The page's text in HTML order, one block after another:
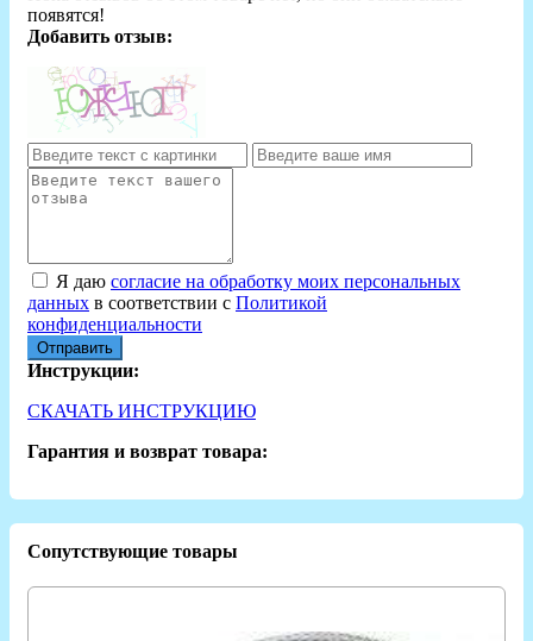
появятся!
Добавить отзыв:
Я даю согласие на обработку моих персональных
данных в соответствии с Политикой
конфиденциальности
Отправить
Инструкции:
СКАЧАТЬ ИНСТРУКЦИЮ
Гарантия и возврат товара:
Сопутствующие товары